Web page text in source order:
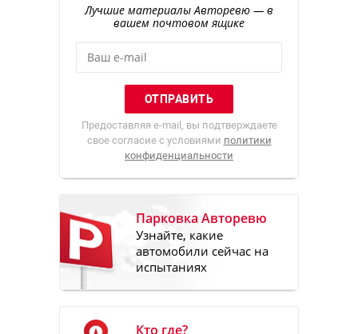
Лучшие материалы Авторевю — в
вашем почтовом ящике
Предоставляя e-mail, вы подтверждаете
свое согласие с условиями политики
конфиденциальности
Парковка Авторевю
Узнайте, какие
автомобили сейчас на
испытаниях
Кто где?